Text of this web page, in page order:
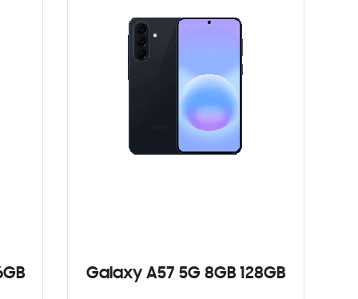
Galaxy A57 5G 8GB 128GB